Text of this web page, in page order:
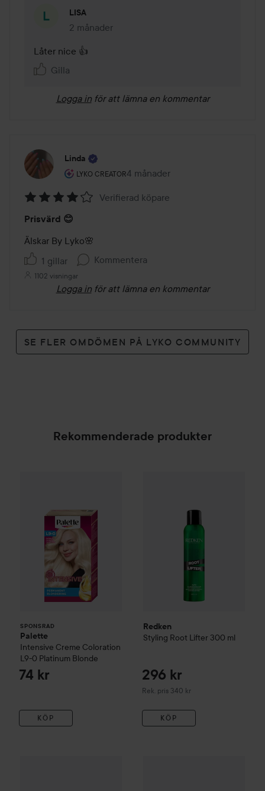
LISA
2 månader
Kommentaren lades 2 månader
Låter nice 👍
Gilla
Logga in för att lämna en kommentar
Linda
LYKO CREATOR
Användarens roll: Lyko Creator.
4 månader
Inlägget skapades 4 månader
4
av
5
Verifierad köpare
Prisvärd 😊
Älskar By Lyko🌸
1 gillar
Kommentera
1102 visningar
Logga in för att lämna en kommentar
SE FLER OMDÖMEN PÅ LYKO COMMUNITY
Rekommenderade produkter
SPONSRAD
Palette
Intensive Creme Coloration
L9-0 Platinum Blonde
74 kr
KÖP
Redken
Styling Root Lifter 300 ml
296 kr
Rek. pris 340 kr
Rekommenderat pris 340 kr
KÖP